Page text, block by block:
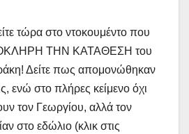
τώρα στο ντοκουμέντο που
ΤΗΝ ΚΑΤΑΘΕΣΗ του
Δείτε πως απομονώθηκαν
ενώ στο πλήρες κείμενο όχι
τον Γεωργίου, αλλά τον
στο εδώλιο (κλικ στις